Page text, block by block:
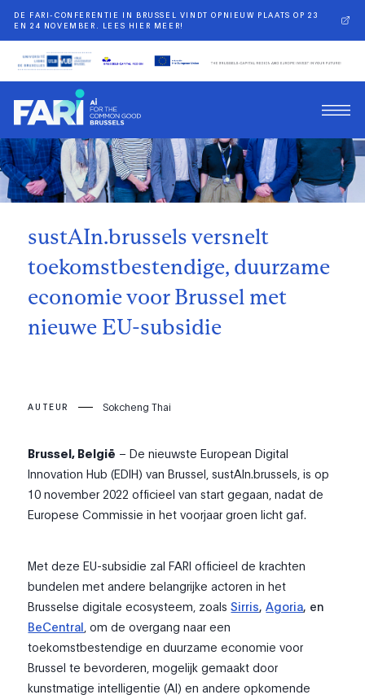
DE FARI-CONFERENTIE IN BRUSSEL VINDT OPNIEUW PLAATS OP 23
EN 24 NOVEMBER. LEES HIER MEER!
Terug
sustAIn.brussels versnelt
toekomstbestendige, duurzame
economie voor Brussel met
nieuwe EU-subsidie
AUTEUR Sokcheng Thai
Brussel, België – De nieuwste European Digital
Innovation Hub (EDIH) van Brussel, sustAIn.brussels, is op
10 november 2022 officieel van start gegaan, nadat de
Europese Commissie in het voorjaar groen licht gaf.
Met deze EU-subsidie zal FARI officieel de krachten
bundelen met andere belangrijke actoren in het
Brusselse digitale ecosysteem, zoalsSirris,Agoria, en
BeCentral, om de overgang naar een
toekomstbestendige en duurzame economie voor
Brussel te bevorderen, mogelijk gemaakt door
kunstmatige intelligentie (AI) en andere opkomende